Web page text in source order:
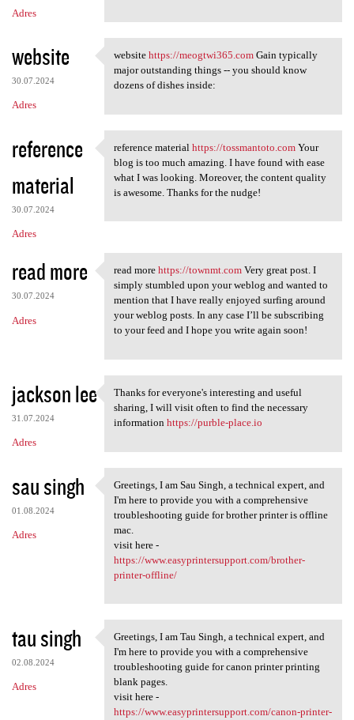
Adres
website
30.07.2024
Adres
website https://meogtwi365
website https://meogtwi365.comGain typically
major outstanding things -- you should know
dozens of dishes inside:
reference
material
30.07.2024
Adres
reference material https:/
reference material https://tossmantoto.comYour
blog is too much amazing. I have found with ease
what I was looking. Moreover, the content quality
is awesome. Thanks for the nudge!
read more
30.07.2024
Adres
read more https://townmt.com
read more https://townmt.comVery great post. I
simply stumbled upon your weblog and wanted to
mention that I have really enjoyed surfing around
your weblog posts. In any case I’ll be subscribing
to your feed and I hope you write again soon!
jackson lee
31.07.2024
Adres
Thanks for everyone's
Thanks for everyone's interesting and useful
sharing, I will visit often to find the necessary
information https://purble-place.io
sau singh
01.08.2024
Adres
Greetings, I am Sau Singh, a
Greetings, I am Sau Singh, a technical expert, and
I'm here to provide you with a comprehensive
troubleshooting guide for brother printer is offline
mac.
visit here -
https://www.easyprintersupport.com/brother-
printer-offline/
tau singh
02.08.2024
Adres
Greetings, I am Tau Singh, a
Greetings, I am Tau Singh, a technical expert, and
I'm here to provide you with a comprehensive
troubleshooting guide for canon printer printing
blank pages.
visit here -
https://www.easyprintersupport.com/canon-printer-